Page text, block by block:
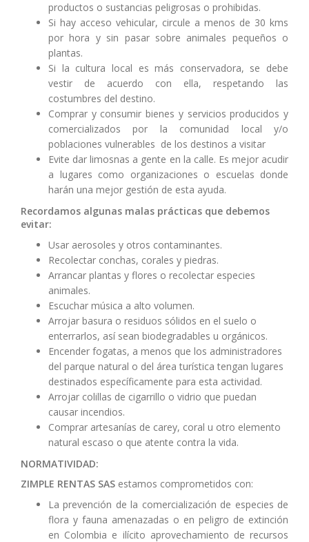
productos o sustancias peligrosas o prohibidas.
Si hay acceso vehicular, circule a menos de 30 kms
por hora y sin pasar sobre animales pequeños o
plantas.
Si la cultura local es más conservadora, se debe
vestir de acuerdo con ella, respetando las
costumbres del destino.
Comprar y consumir bienes y servicios producidos y
comercializados por la comunidad local y/o
poblaciones vulnerables de los destinos a visitar
Evite dar limosnas a gente en la calle. Es mejor acudir
a lugares como organizaciones o escuelas donde
harán una mejor gestión de esta ayuda.
Recordamos algunas malas prácticas que debemos
evitar:
Usar aerosoles y otros contaminantes.
Recolectar conchas, corales y piedras.
Arrancar plantas y flores o recolectar especies
animales.
Escuchar música a alto volumen.
Arrojar basura o residuos sólidos en el suelo o
enterrarlos, así sean biodegradables u orgánicos.
Encender fogatas, a menos que los administradores
del parque natural o del área turística tengan lugares
destinados específicamente para esta actividad.
Arrojar colillas de cigarrillo o vidrio que puedan
causar incendios.
Comprar artesanías de carey, coral u otro elemento
natural escaso o que atente contra la vida.
NORMATIVIDAD:
ZIMPLE RENTAS SAS estamos comprometidos con:
La prevención de la comercialización de especies de
flora y fauna amenazadas o en peligro de extinción
en Colombia e ilícito aprovechamiento de recursos